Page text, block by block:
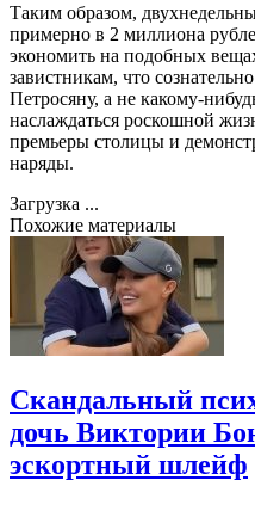
Таким образом,
примерно в 2 миллиона
экономить на подобных
завистникам, что
Петросяну, а не какому-
наслаждаться роскошной
премьеры столицы и
наряды.
Загрузка ...
Похожие материалы
Скандальный
дочь Виктории
эскортный шлейф